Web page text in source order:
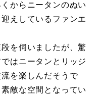
からニータンのぬい
えしているファンエ
を伺いましたが、驚
はニータンとリッジ
を楽しんだそうで
敵な空間となってい